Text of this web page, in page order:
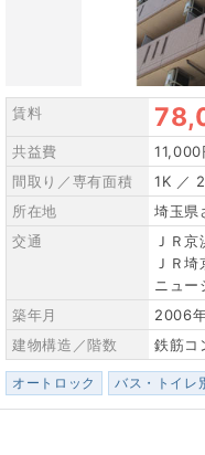
賃料
共益費
11,000
間取り／専有面積
1K ／
所在地
埼玉県
交通
ＪＲ
ＪＲ
ニュー
築年月
2006
建物構造／階数
鉄筋コ
オートロック バス・トイレ